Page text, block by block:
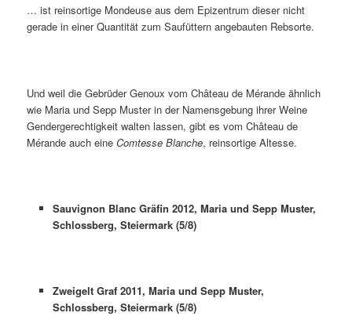
… ist reinsortige Mondeuse aus dem Epizentrum dieser nicht
gerade in einer Quantität zum Saufüttern angebauten Rebsorte.
Und weil die Gebrüder Genoux vom Château de Mérande ähnlich
wie Maria und Sepp Muster in der Namensgebung ihrer Weine
Gendergerechtigkeit walten lassen, gibt es vom Château de
Mérande auch eineComtesse Blanche, reinsortige Altesse.
Sauvignon Blanc Gräfin 2012, Maria und Sepp Muster,
Schlossberg, Steiermark (5/8)
Zweigelt Graf 2011, Maria und Sepp Muster,
Schlossberg, Steiermark (5/8)